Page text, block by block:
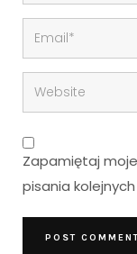
Zapamiętaj
pisania